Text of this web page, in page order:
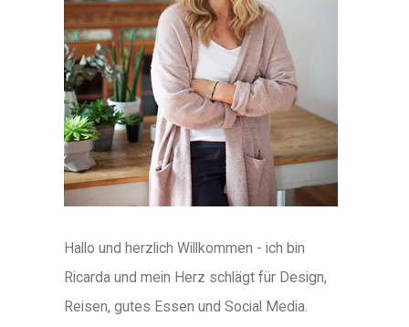
Hallo und herzlich Willkommen - ich bin
Ricarda und mein Herz schlägt für Design,
Reisen, gutes Essen und Social Media.